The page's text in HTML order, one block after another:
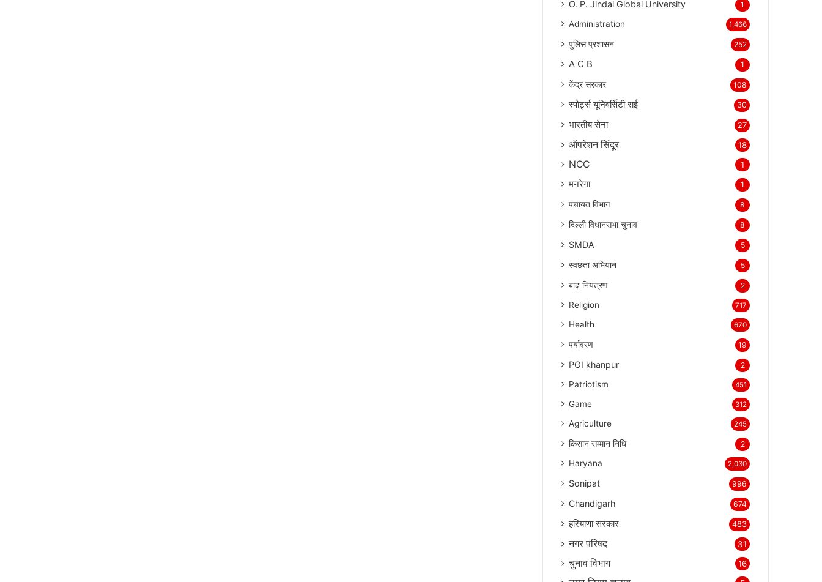
O. P. Jindal Global University 1
Administration 1,466
पुलिस प्रशासन 252
A C B 1
केंद्र सरकार 108
स्पोर्ट्स यूनिवर्सिटी राई 30
भारतीय सेना 27
ऑपरेशन सिंदूर 18
NCC 1
मनरेगा 1
पंचायत विभाग 8
दिल्ली विधानसभा चुनाव 8
SMDA 5
स्वछता अभियान 5
बाढ़ नियंत्रण 2
Religion 717
Health 670
पर्यावरण 19
PGI khanpur 2
Patriotism 451
Game 312
Agriculture 245
किसान सम्मान निधि 2
Haryana 2,030
Sonipat 996
Chandigarh 674
हरियाणा सरकार 483
नगर परिषद 31
चुनाव विभाग 16